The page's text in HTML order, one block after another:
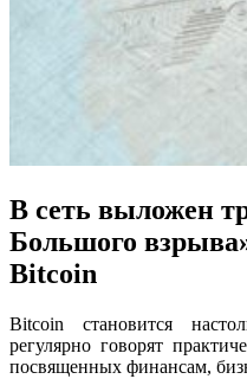
В сеть выложен
Большого
Bitcoin
Bitcoin становится
регулярно говорят
посвященных финансам,